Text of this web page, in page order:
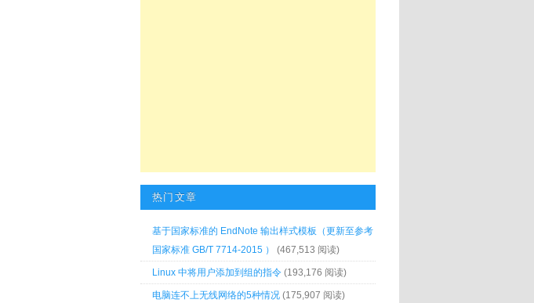
热门文章
基于国家标准的 EndNote 输出样式模板（更新至参考
国家标准 GB/T 7714-2015 ）
(467,513 阅读)
Linux 中将用户添加到组的指令 (193,176 阅读)
电脑连不上无线网络的5种情况 (175,907 阅读)